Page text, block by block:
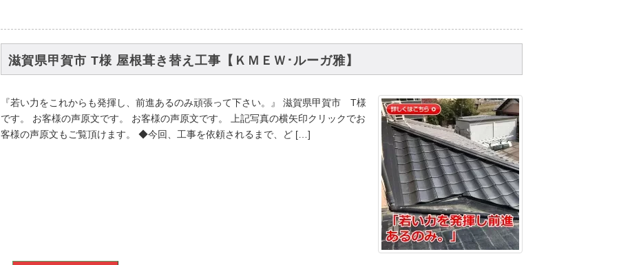
滋賀県甲賀市 T様 屋根葺き替え工事【ＫＭＥＷ･ルーガ雅】
『若い力をこれからも発揮し、前進あるのみ頑張って下さい。』 滋賀県甲賀市 T様
です。 お客様の声原文です。 お客様の声原文です。 上記写真の横矢印クリックでお
客様の声原文もご覧頂けます。 ◆今回、工事を依頼されるまで、ど […]